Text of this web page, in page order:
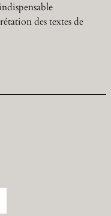
des textes de